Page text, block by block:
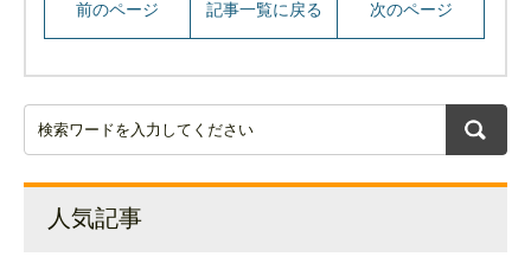
前のページ 記事一覧に戻る 次のページ
人気記事